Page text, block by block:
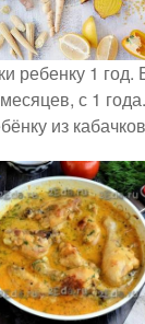
ребенку 1
с 1
из